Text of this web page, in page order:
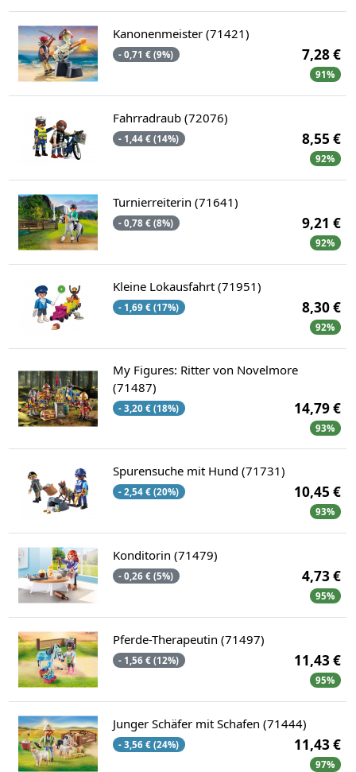
Kanonenmeister (71421)
- 0,71 € (9%) 7,28 €
91%
Fahrradraub (72076)
- 1,44 € (14%) 8,55 €
92%
Turnierreiterin (71641)
- 0,78 € (8%) 9,21 €
92%
Kleine Lokausfahrt (71951)
- 1,69 € (17%) 8,30 €
92%
My Figures: Ritter von Novelmore
(71487)
- 3,20 € (18%) 14,79 €
93%
Spurensuche mit Hund (71731)
- 2,54 € (20%) 10,45 €
93%
Konditorin (71479)
- 0,26 € (5%) 4,73 €
95%
Pferde-Therapeutin (71497)
- 1,56 € (12%) 11,43 €
95%
Junger Schäfer mit Schafen (71444)
- 3,56 € (24%) 11,43 €
97%